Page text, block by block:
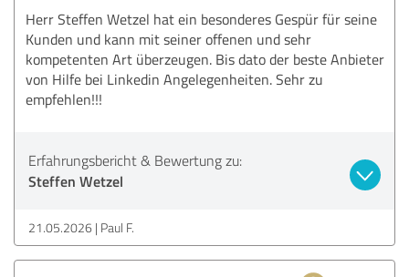
Herr Steffen Wetzel hat ein besonderes Gespür für seine
Kunden und kann mit seiner offenen und sehr
kompetenten Art überzeugen. Bis dato der beste Anbieter
von Hilfe bei Linkedin Angelegenheiten. Sehr zu
empfehlen!!!
Erfahrungsbericht & Bewertung zu:
Steffen Wetzel
21.05.2026 Paul F.